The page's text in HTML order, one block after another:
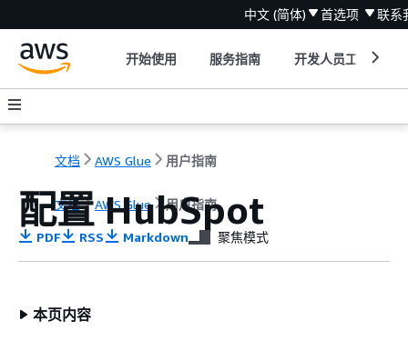
中文 (简体) 首选项 联系
开始使用 服务指南 开发人员工具
文档 AWS Glue 用户指南
文档 AWS Glue 用户指南
配置 HubSpot
PDF RSS Markdown 聚焦模式
本页内容